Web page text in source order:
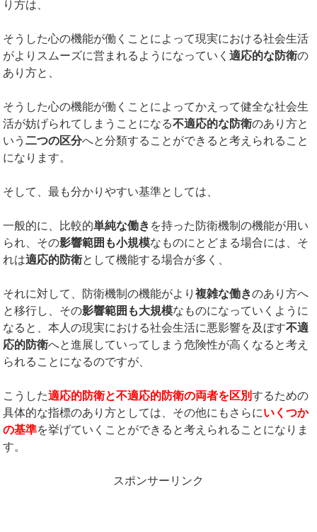
り方は、
そうした心の機能が働くことによって現実における社会生活
がよりスムーズに営まれるようになっていく適応的な防衛の
あり方と、
そうした心の機能が働くことによってかえって健全な社会生
活が妨げられてしまうことになる不適応的な防衛のあり方と
いう二つの区分へと分類することができると考えられること
になります。
そして、最も分かりやすい基準としては、
一般的に、比較的単純な働き を持った防衛機制の機能が用い
られ、その影響範囲も小規模なものにとどまる場合には、そ
れは適応的防衛として機能する場合が多く、
それに対して、防衛機制の機能がより複雑な働きのあり方へ
と移行し、その影響範囲も大規模なものになっていくように
なると、本人の現実における社会生活に悪影響を及ぼす不適
応的防衛へと進展していってしまう危険性が高くなると考え
られることになるのですが、
こうした適応的防衛と不適応的防衛の両者を区別するための
具体的な指標のあり方としては、その他にもさらにいくつか
の基準を挙げていくことができると考えられることになりま
す。
スポンサーリンク